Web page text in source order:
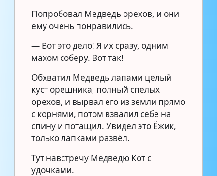
Попробовал Медведь орехов, и они
ему очень понравились.
— Вот это дело! Я их сразу, одним
махом соберу. Вот так!
Обхватил Медведь лапами целый
куст орешника, полный спелых
орехов, и вырвал его из земли прямо
с корнями, потом взвалил себе на
спину и потащил. Увидел это Ёжик,
только лапками развёл.
Тут навстречу Медведю Кот с
удочками.